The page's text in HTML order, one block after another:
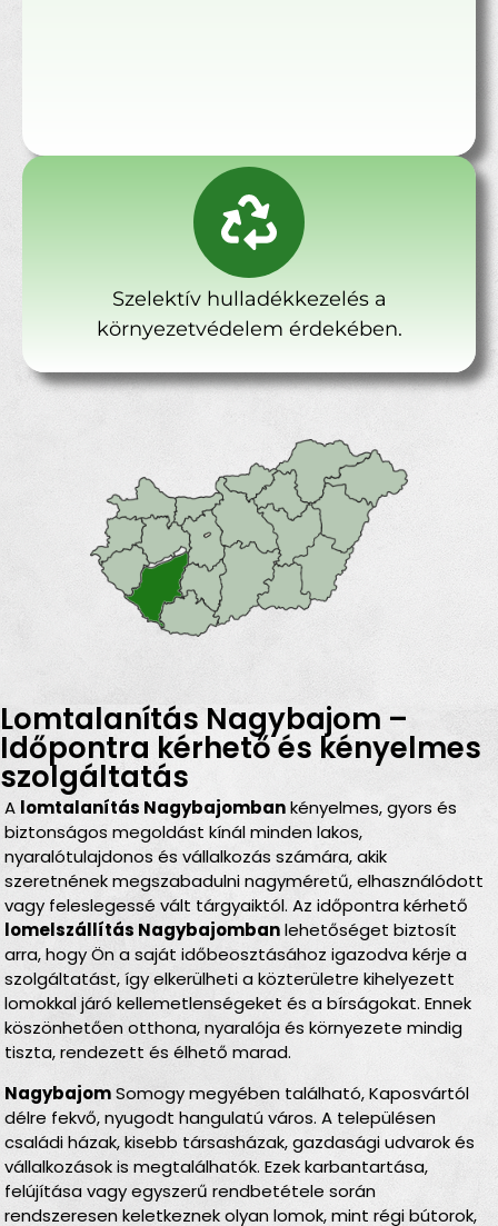
Szelektív hulladékkezelés a
környezetvédelem érdekében.
Lomtalanítás Nagybajom –
Időpontra kérhető és kényelmes
szolgáltatás
A lomtalanítás Nagybajombankényelmes, gyors és
biztonságos megoldást kínál minden lakos,
nyaralótulajdonos és vállalkozás számára, akik
szeretnének megszabadulni nagyméretű, elhasználódott
vagy feleslegessé vált tárgyaiktól. Az időpontra kérhető
lomelszállítás Nagybajombanlehetőséget biztosít
arra, hogy Ön a saját időbeosztásához igazodva kérje a
szolgáltatást, így elkerülheti a közterületre kihelyezett
lomokkal járó kellemetlenségeket és a bírságokat. Ennek
köszönhetően otthona, nyaralója és környezete mindig
tiszta, rendezett és élhető marad.
NagybajomSomogy megyében található, Kaposvártól
délre fekvő, nyugodt hangulatú város. A településen
családi házak, kisebb társasházak, gazdasági udvarok és
vállalkozások is megtalálhatók. Ezek karbantartása,
felújítása vagy egyszerű rendbetétele során
rendszeresen keletkeznek olyan lomok, mint régi bútorok,